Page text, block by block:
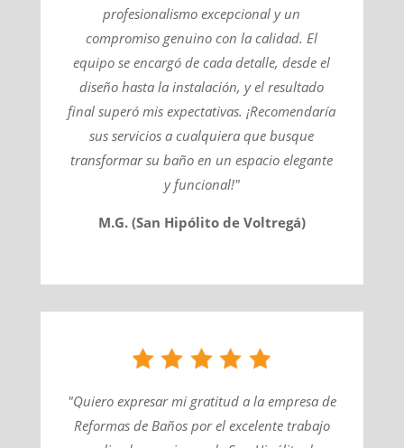
profesionalismo excepcional y un
compromiso genuino con la calidad. El
equipo se encargó de cada detalle, desde el
diseño hasta la instalación, y el resultado
final superó mis expectativas. ¡Recomendaría
sus servicios a cualquiera que busque
transformar su baño en un espacio elegante
y funcional!"
M.G. (San Hipólito de Voltregá)
"Quiero expresar mi gratitud a la empresa de
Reformas de Baños por el excelente trabajo